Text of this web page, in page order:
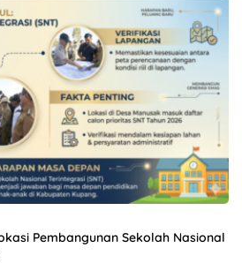
Pembangunan Sekolah Nasional